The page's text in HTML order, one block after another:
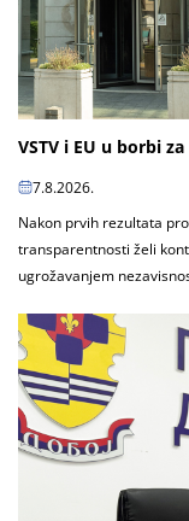
VSTV i EU u borbi
7.8.2026.
Nakon prvih rezultata
transparentnosti želi
ugrožavanjem